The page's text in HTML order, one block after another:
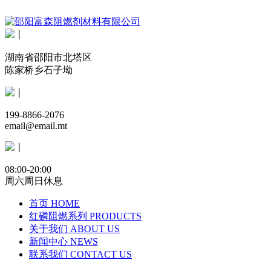
湖南省邵阳市北塔区
陈家桥乡石子坳
199-8866-2076
email@email.mt
08:00-20:00
周六周日休息
首页 HOME
红磷阻燃系列 PRODUCTS
关于我们 ABOUT US
新闻中心 NEWS
联系我们 CONTACT US